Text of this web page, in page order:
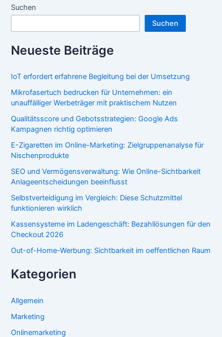
Suchen
Suchen
Neueste Beiträge
IoT erfordert erfahrene Begleitung bei der Umsetzung
Mikrofasertuch bedrucken für Unternehmen: ein
unauffälliger Werbeträger mit praktischem Nutzen
Qualitätsscore und Gebotsstrategien: Google Ads
Kampagnen richtig optimieren
E-Zigaretten im Online-Marketing: Zielgruppenanalyse für
Nischenprodukte
SEO und Vermögensverwaltung: Wie Online-Sichtbarkeit
Anlageentscheidungen beeinflusst
Selbstverteidigung im Vergleich: Diese Schutzmittel
funktionieren wirklich
Kassensysteme im Ladengeschäft: Bezahllösungen für den
Checkout 2026
Out-of-Home-Werbung: Sichtbarkeit im oeffentlichen Raum
Kategorien
Allgemein
Marketing
Onlinemarketing